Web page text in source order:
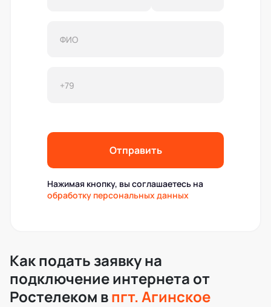
Отправить
Нажимая кнопку, вы соглашаетесь на
обработку персональных данных
Как подать заявку на
подключение интернета от
Ростелеком впгт. Агинское